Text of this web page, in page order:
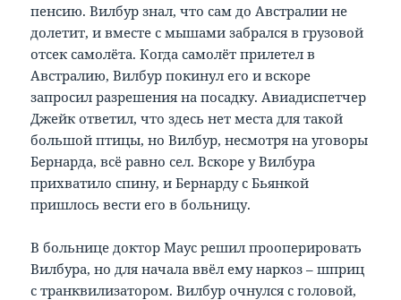
пенсию. Вилбур знал, что сам до Австралии не
долетит, и вместе с мышами забрался в грузовой
отсек самолёта. Когда самолёт прилетел в
Австралию, Вилбур покинул его и вскоре
запросил разрешения на посадку. Авиадиспетчер
Джейк ответил, что здесь нет места для такой
большой птицы, но Вилбур, несмотря на уговоры
Бернарда, всё равно сел. Вскоре у Вилбура
прихватило спину, и Бернарду с Бьянкой
пришлось вести его в больницу.
В больнице доктор Маус решил прооперировать
Вилбура, но для начала ввёл ему наркоз – шприц
с транквилизатором. Вилбур очнулся с головой,